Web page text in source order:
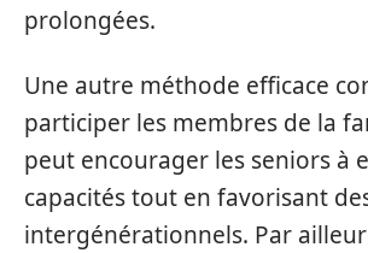
prolongées.
Une autre méthode efficace
participer les membres de la
peut encourager les seniors à
capacités tout en favorisant
intergénérationnels. Par